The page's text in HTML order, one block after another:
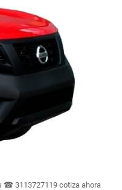
☎ 3113727119 cotiza ahora